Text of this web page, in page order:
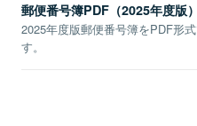
郵便番号簿PDF（2025年度版）
2025年度版郵便番号簿をPDF形
す。